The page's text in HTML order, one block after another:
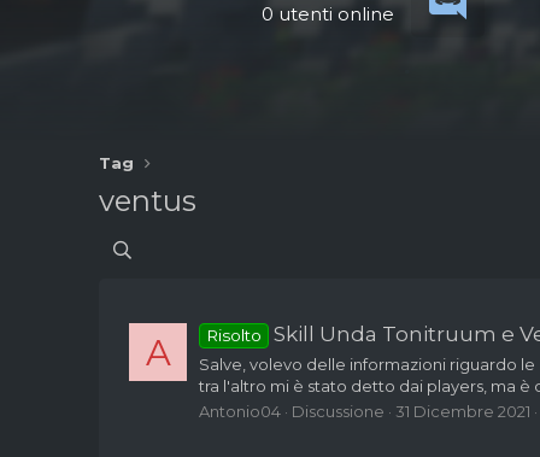
0 utenti online
Tag
ventus
A Risolto Skill Unda Tonitruum e
Salve, volevo delle informazioni riguardo
tra l'altro mi è stato detto dai players, ma è
Antonio04
Discussione 31 Dicembre 2021